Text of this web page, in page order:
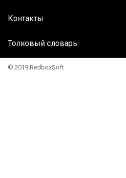
Контакты
Толковый словарь
© 2019 RedboxSoft